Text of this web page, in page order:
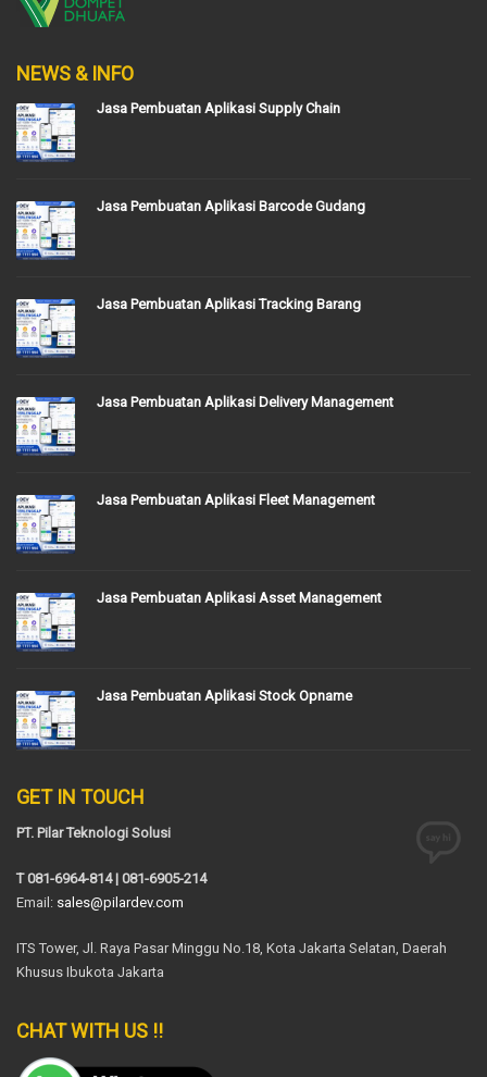
NEWS & INFO
Jasa Pembuatan Aplikasi Supply Chain
Jasa Pembuatan Aplikasi Barcode Gudang
Jasa Pembuatan Aplikasi Tracking Barang
Jasa Pembuatan Aplikasi Delivery Management
Jasa Pembuatan Aplikasi Fleet Management
Jasa Pembuatan Aplikasi Asset Management
Jasa Pembuatan Aplikasi Stock Opname
GET IN TOUCH
PT. Pilar Teknologi Solusi
T 081-6964-814 | 081-6905-214
Email: sales@pilardev.com
ITS Tower, Jl. Raya Pasar Minggu No.18, Kota Jakarta Selatan, Daerah
Khusus Ibukota Jakarta
CHAT WITH US !!